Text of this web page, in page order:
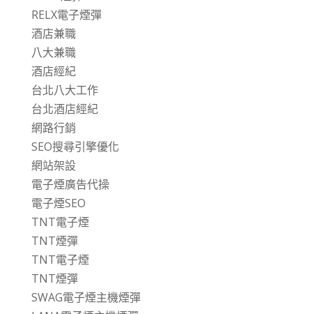
RELX電子煙彈
酒店兼職
八大兼職
酒店經紀
台北八大工作
台北酒店經紀
網路行銷
SEO搜尋引擎優化
網站架設
電子煙廣告代操
電子煙SEO
TNT電子煙
TNT煙彈
TNT電子煙
TNT煙彈
SWAG電子煙主機煙彈